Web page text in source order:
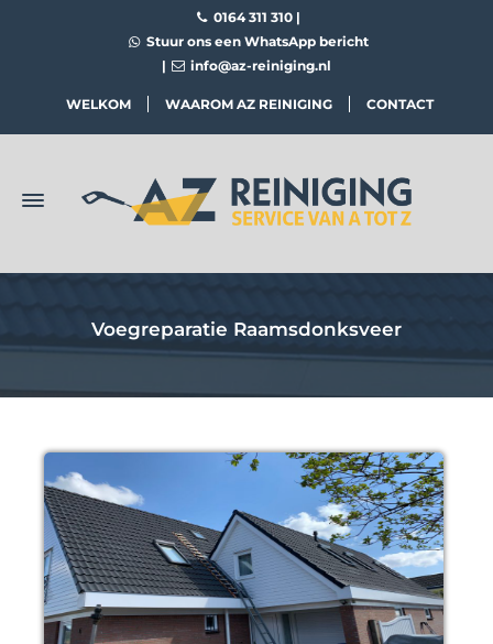
0164 311 310 |
Stuur ons een WhatsApp bericht
|
info@az-reiniging.nl
WELKOM WAAROM AZ REINIGING CONTACT
Voegreparatie Raamsdonksveer